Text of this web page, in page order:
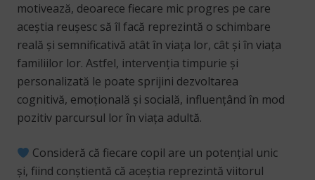
motivează, deoarece fiecare mic progres pe care
aceștia reușesc să îl facă reprezintă o schimbare
reală și semnificativă atât în viața lor, cât și în viața
familiilor lor. Astfel, intervenția timpurie și
personalizată le poate sprijini dezvoltarea
cognitivă, emoțională și socială, influențând în mod
pozitiv parcursul lor în viața adultă.
Consideră că fiecare copil are un potențial unic
și, fiind conștientă că aceștia reprezintă viitorul